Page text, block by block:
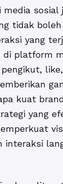
media sosial
tidak
yang
di platform
kuat
yang
interaksi